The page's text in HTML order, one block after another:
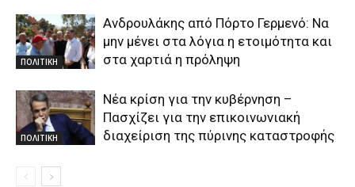
ΠΟΛΙΤΙΚΗ
Ανδρουλάκης από Πόρτο Γερμενό: Να
μην μένει στα λόγια η ετοιμότητα και
στα χαρτιά η πρόληψη
ΠΟΛΙΤΙΚΗ
Νέα κρίση για την κυβέρνηση –
Πασχίζει για την επικοινωνιακή
διαχείριση της πύρινης καταστροφής